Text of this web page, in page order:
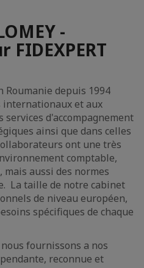
-
depuis 1994
internationaux et aux
d'accompagnement
ainsi que dans celles
ont une très
comptable,
aussi des normes
La taille de notre cabinet
de niveau européen,
spécifiques de chaque
fournissons a nos
reconnue et